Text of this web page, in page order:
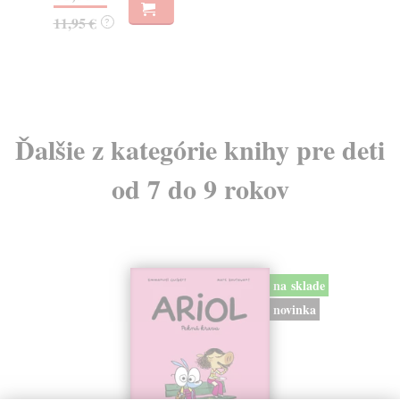
9,60 €
Ďalšie z kategórie knihy pre deti
od 7 do 9 rokov
na sklade
novinka